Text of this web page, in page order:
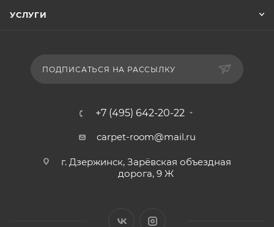
УСЛУГИ
ПОДПИСАТЬСЯ НА РАССЫЛКУ
+7 (495) 642-20-22
carpet-room@mail.ru
г. Дзержинск, Зарёвская объездная
дорога, 9 Ж